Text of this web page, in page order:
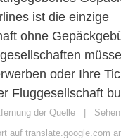
ist die einzige
ohne
oder Ihre
Fluggesellschaft
der Quelle |
auf translate.google.com